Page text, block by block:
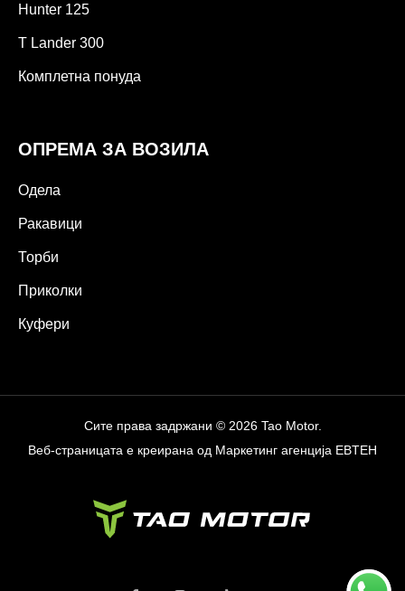
Hunter 125
T Lander 300
Комплетна понуда
ОПРЕМА ЗА ВОЗИЛА
Одела
Ракавици
Торби
Приколки
Куфери
Сите права задржани © 2026 Tao Motor.
Веб-страницата е креирана од Маркетинг агенција EBTEH